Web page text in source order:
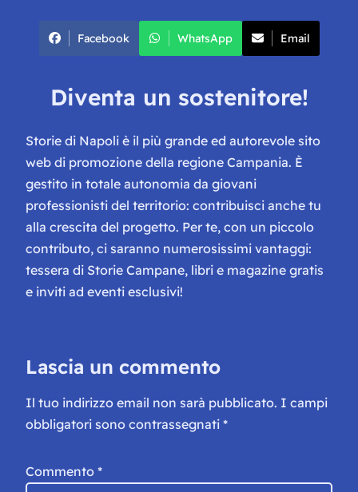
Facebook WhatsApp Email
Diventa un sostenitore!
Storie di Napoli è il più grande ed autorevole sito
web di promozione della regione Campania. È
gestito in totale autonomia da giovani
professionisti del territorio: contribuisci anche tu
alla crescita del progetto. Per te, con un piccolo
contributo, ci saranno numerosissimi vantaggi:
tessera di Storie Campane, libri e magazine gratis
e inviti ad eventi esclusivi!
Lascia un commento
Il tuo indirizzo email non sarà pubblicato. I campi
obbligatori sono contrassegnati *
Commento *